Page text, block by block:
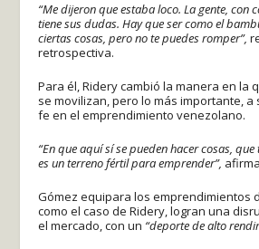
“Me dijeron que estaba loco. La gente, con
tiene sus dudas. Hay que ser como el
ciertas cosas, pero no te puedes romper”,
retrospectiva.
Para él, Ridery cambió la manera en la
se movilizan, pero lo más importante, a
fe en el emprendimiento venezolano.
“En que aquí sí se pueden hacer cosas,
es un terreno fértil para emprender”,
Gómez equipara los emprendimientos
como el caso de Ridery, logran una
el mercado, con un “deporte de alto